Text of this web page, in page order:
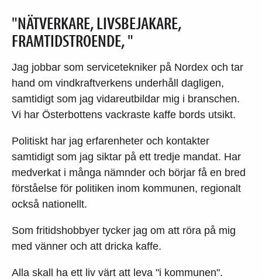
"NÄTVERKARE, LIVSBEJAKARE,
FRAMTIDSTROENDE, "
Jag jobbar som servicetekniker på Nordex och tar
hand om vindkraftverkens underhåll dagligen,
samtidigt som jag vidareutbildar mig i branschen.
Vi har Österbottens vackraste kaffe bords utsikt.
Politiskt har jag erfarenheter och kontakter
samtidigt som jag siktar på ett tredje mandat. Har
medverkat i många nämnder och börjar få en bred
förståelse för politiken inom kommunen, regionalt
också nationellt.
Som fritidshobbyer tycker jag om att röra på mig
med vänner och att dricka kaffe.
Alla skall ha ett liv värt att leva "i kommunen".